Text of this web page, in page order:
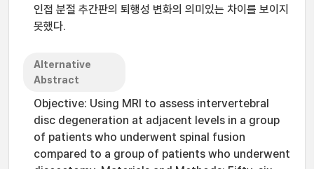
인접 분절 추간판의 퇴행성 변화의 의미있는 차이를 보이지
못했다.
Alternative
Abstract
Objective: Using MRI to assess intervertebral
disc degeneration at adjacent levels in a group
of patients who underwent spinal fusion
compared to a group of patients who underwent